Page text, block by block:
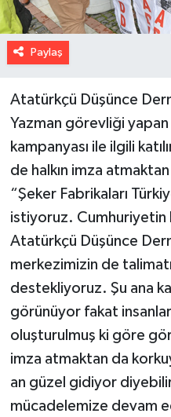
Paylaş
Atatürkçü Düşünce
Yazman görevliği yapan
kampanyası ile ilgili
de halkın imza
“Şeker Fabrikaları
istiyoruz. Cumhuriyetin
Atatürkçü Düşünce
merkezimizin de
destekliyoruz. Şu ana
görünüyor fakat
oluşturulmuş ki göre
imza atmaktan da
an güzel gidiyor
mücadelemize devam